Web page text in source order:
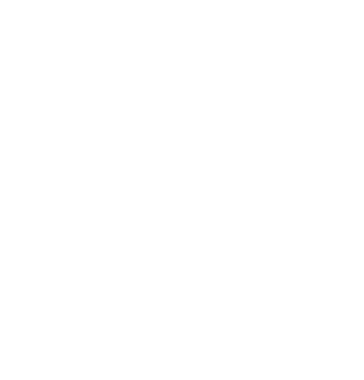
Anfrage antworten, können Sie
Schlichtungsstelle erreichen Sie